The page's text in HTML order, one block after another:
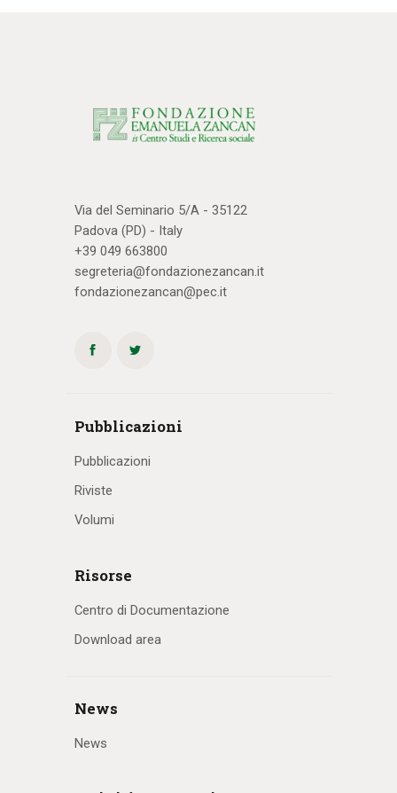
Via del Seminario 5/A - 35122
Padova (PD) - Italy
+39 049 663800
segreteria@fondazionezancan.it
fondazionezancan@pec.it
Pubblicazioni
Pubblicazioni
Riviste
Volumi
Risorse
Centro di Documentazione
Download area
News
News